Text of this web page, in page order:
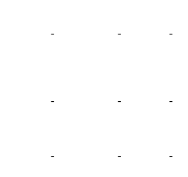
- - -
- - -
- - -